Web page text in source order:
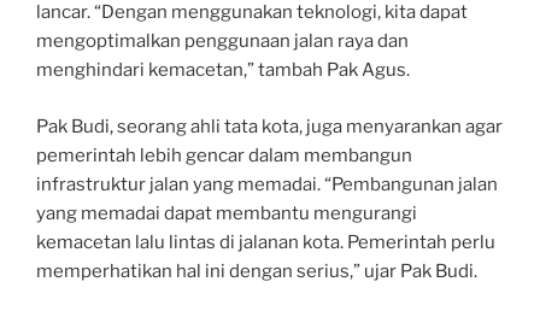
lancar. “Dengan menggunakan teknologi, kita dapat
mengoptimalkan penggunaan jalan raya dan
menghindari kemacetan,” tambah Pak Agus.
Pak Budi, seorang ahli tata kota, juga menyarankan agar
pemerintah lebih gencar dalam membangun
infrastruktur jalan yang memadai. “Pembangunan jalan
yang memadai dapat membantu mengurangi
kemacetan lalu lintas di jalanan kota. Pemerintah perlu
memperhatikan hal ini dengan serius,” ujar Pak Budi.